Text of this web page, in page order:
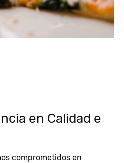
en Calidad e
comprometidos en